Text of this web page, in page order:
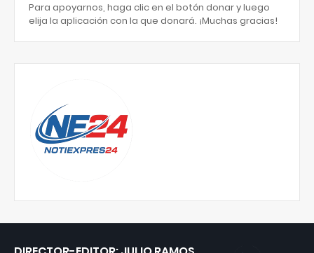
Para apoyarnos, haga clic en el botón donar y luego
elija la aplicación con la que donará. ¡Muchas gracias!